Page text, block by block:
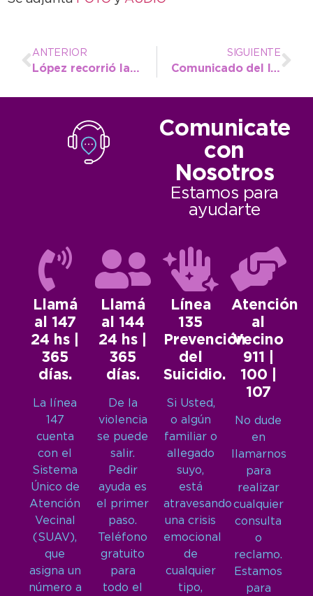
ANTERIOR
López recorrió la remodelada Estación de Piscicultura
SIGUIENTE
Comunicado del Instituto de la Vivienda provincial
Comunicate
con
Nosotros
Estamos para
ayudarte
Llamá
al 147
24 hs |
365
días.
La línea
147
cuenta
con el
Sistema
Único de
Atención
Vecinal
(SUAV),
que
asigna un
número a
Llamá
al 144
24 hs |
365
días.
De la
violencia
se puede
salir.
Pedir
ayuda es
el primer
paso.
Teléfono
gratuito
para
todo el
Línea
135
Prevención
del
Suicidio.
Si Usted,
o algún
familiar o
allegado
suyo,
está
atravesando
una crisis
emocional
de
cualquier
tipo,
Atención
al
Vecino
911 |
100 |
107
No dude
en
llamarnos
para
realizar
cualquier
consulta
o
reclamo.
Estamos
para